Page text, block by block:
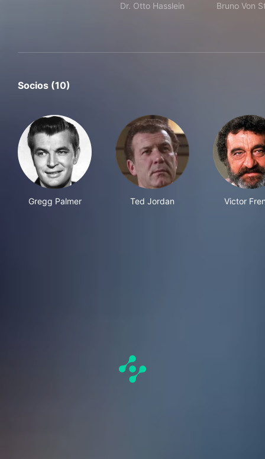
Dr. Otto Hasslein
Bruno Von
Socios (10)
Gregg Palmer Ted Jordan Victor